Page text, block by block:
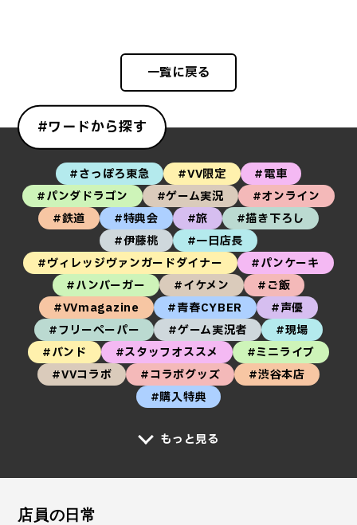
一覧に戻る
#ワードから探す
#さっぽろ東急 #VV限定
#電車
#パンダドラゴン
#ゲーム実況
#オンライン
#鉄道
#特典会 #旅
#描き下ろし
#伊藤桃
#一日店長
#ヴィレッジヴァンガードダイナー
#パンケーキ
#ハンバーガー
#イケメン
#ご飯
#VVmagazine
#青春CYBER
#声優
#フリーペーパー
#ゲーム実況者
#現場
#バンド
#スタッフオススメ
#ミニライブ
#VVコラボ
#コラボグッズ
#渋谷本店
#購入特典
もっと見る
店員の日常